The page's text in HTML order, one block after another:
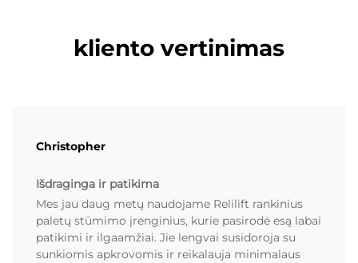
kliento vertinimas
Christopher
Išdraginga ir patikima
Mes jau daug metų naudojame Relilift rankinius
paletų stūmimo įrenginius, kurie pasirodė esą labai
patikimi ir ilgaamžiai. Jie lengvai susidoroja su
sunkiomis apkrovomis ir reikalauja minimalaus